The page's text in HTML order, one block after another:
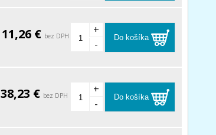
11,26 € bez DPH
+
-
Do košíka
38,23 € bez DPH
+
-
Do košíka